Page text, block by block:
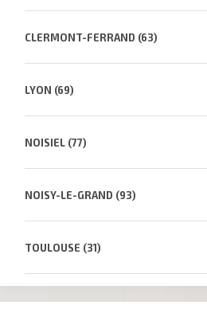
CLERMONT-FERRAND (63)
LYON (69)
NOISIEL (77)
NOISY-LE-GRAND (93)
TOULOUSE (31)